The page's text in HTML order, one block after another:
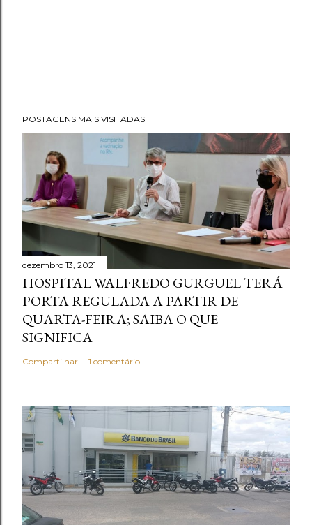
POSTAGENS MAIS VISITADAS
dezembro 13, 2021
HOSPITAL WALFREDO GURGUEL TERÁ
PORTA REGULADA A PARTIR DE
QUARTA-FEIRA; SAIBA O QUE
SIGNIFICA
Compartilhar 1 comentário